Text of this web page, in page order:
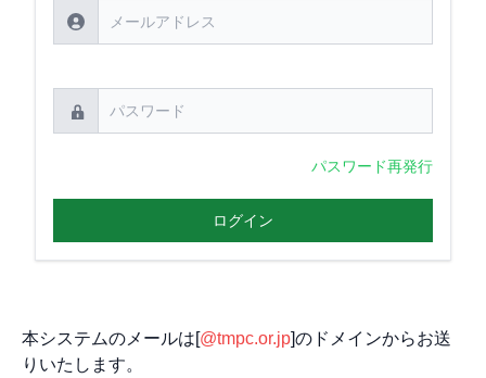
パスワード再発行
ログイン
本システムのメールは[@tmpc.or.jp]のドメインからお送
りいたします。